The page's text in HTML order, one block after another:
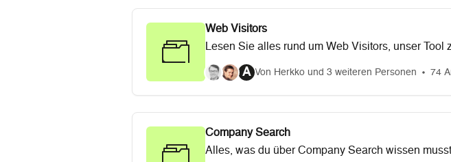
Web Visitors
Lesen Sie alles rund um Web Visitors, unser Tool
A Von Herkko und 3 weiteren Personen 74
Company Search
Alles, was du über Company Search wissen musst